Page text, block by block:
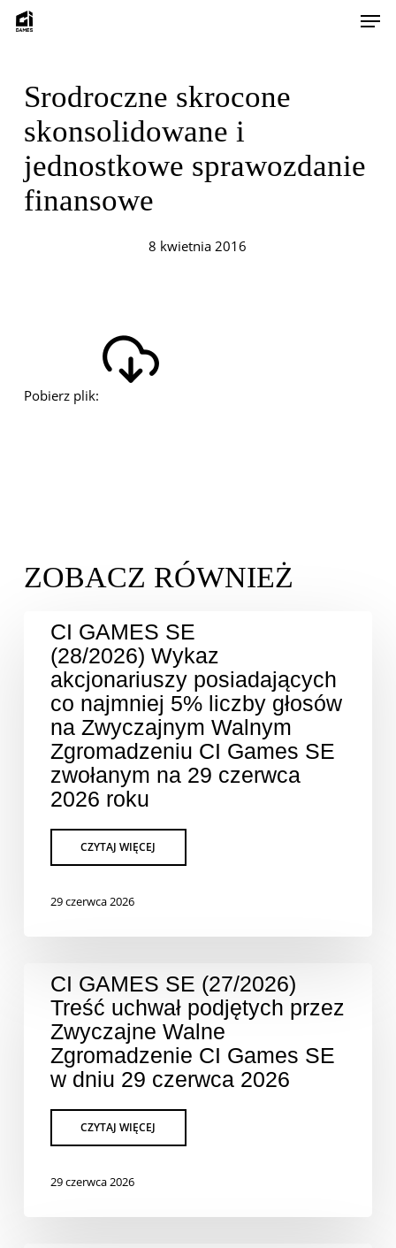
Skip
Srodroczne skrocone
skonsolidowane i
jednostkowe sprawozdanie
finansowe
8 kwietnia 2016
Pobierz plik:
CI GAMES SE
(28/2026) Wykaz
akcjonariuszy posiadających
co najmniej 5% liczby głosów
na Zwyczajnym Walnym
Zgromadzeniu CI Games SE
zwołanym na 29 czerwca
2026 roku
29 czerwca 2026
CI GAMES SE (27/2026)
Treść uchwał podjętych przez
Zwyczajne Walne
Zgromadzenie CI Games SE
w dniu 29 czerwca 2026
29 czerwca 2026